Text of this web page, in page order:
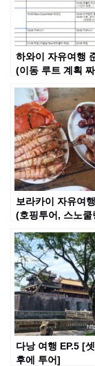
하와이 자유여행
(이동 루트 계획
보라카이 자유여
(호핑투어, 스노쿨
다낭 여행 EP.5 [
후에 투어]